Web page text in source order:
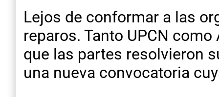
Lejos de conformar a las
reparos. Tanto UPCN
que las partes resolvieron
una nueva convocatoria